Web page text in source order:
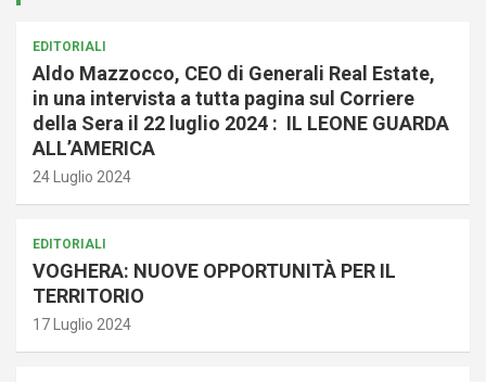
EDITORIALI
Aldo Mazzocco, CEO di Generali Real Estate,
in una intervista a tutta pagina sul Corriere
della Sera il 22 luglio 2024 : IL LEONE GUARDA
ALL’AMERICA
24 Luglio 2024
EDITORIALI
VOGHERA: NUOVE OPPORTUNITÀ PER IL
TERRITORIO
17 Luglio 2024